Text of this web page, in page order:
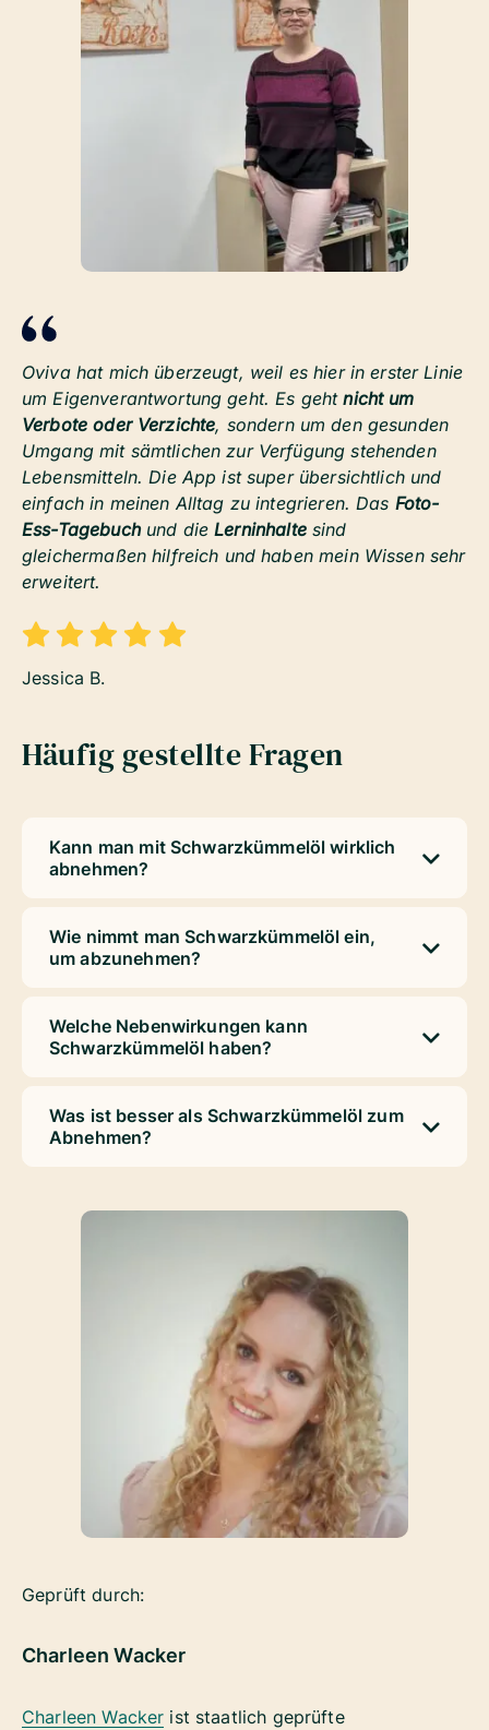
Oviva hat mich überzeugt, weil es hier in erster Linie
um Eigenverantwortung geht. Es gehtnicht um
Verbote oder Verzichte, sondern um den gesunden
Umgang mit sämtlichen zur Verfügung stehenden
Lebensmitteln. Die App ist super übersichtlich und
einfach in meinen Alltag zu integrieren. Das Foto-
Ess-Tagebuchund dieLerninhaltesind
gleichermaßen hilfreich und haben mein Wissen sehr
erweitert.
Jessica B.
Häufig gestellte Fragen
Kann man mit Schwarzkümmelöl wirklich
abnehmen?
Wie nimmt man Schwarzkümmelöl ein,
um abzunehmen?
Welche Nebenwirkungen kann
Schwarzkümmelöl haben?
Was ist besser als Schwarzkümmelöl zum
Abnehmen?
Geprüft durch:
Charleen Wacker
Charleen Wacker ist staatlich geprüfte